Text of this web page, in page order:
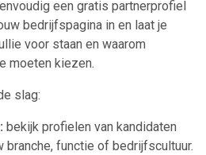
een gratis partnerprofiel
bedrijfspagina in en laat je
voor staan en waarom
moeten kiezen.
slag:
bekijk profielen van kandidaten
branche, functie of bedrijfscultuur.